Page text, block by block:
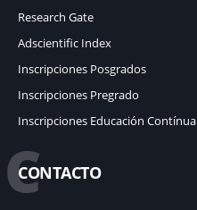
Research Gate
Adscientific Index
Inscripciones Posgrados
Inscripciones Pregrado
Inscripciones Educación Contínua
C
CONTACTO